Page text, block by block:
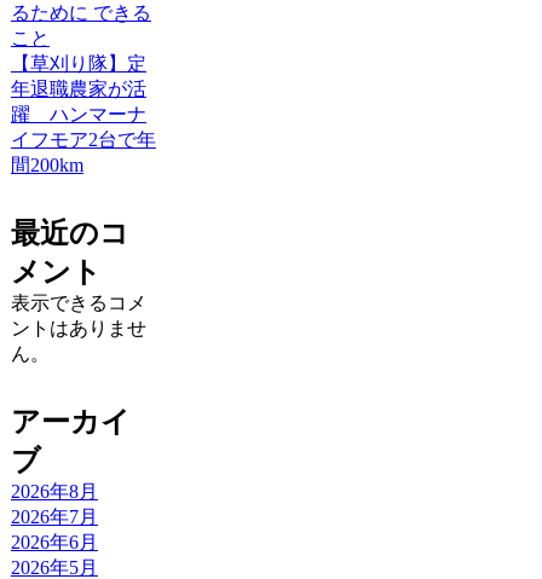
るために できる
こと
【草刈り隊】定
年退職農家が活
躍 ハンマーナ
イフモア2台で年
間200km
最近のコ
メント
表示できるコメ
ントはありませ
ん。
アーカイ
ブ
2026年8月
2026年7月
2026年6月
2026年5月